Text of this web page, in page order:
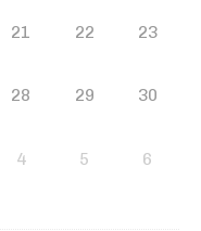
21 22 23
28 29 30
4 5 6